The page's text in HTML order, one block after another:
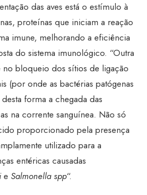
das aves está o estímulo à
proteínas que iniciam a reação
imune, melhorando a eficiência
do sistema imunológico. “Outra
no bloqueio dos sítios de ligação
(por onde as bactérias patógenas
forma a chegada das
na corrente sanguínea. Não só
proporcionado pela presença
utilizado para a
entéricas causadas
e Salmonella spp“.